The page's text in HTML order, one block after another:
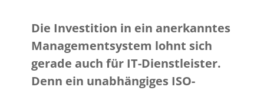
Die Investition in ein anerkanntes
Managementsystem lohnt sich
gerade auch für IT-Dienstleister.
Denn ein unabhängiges ISO-